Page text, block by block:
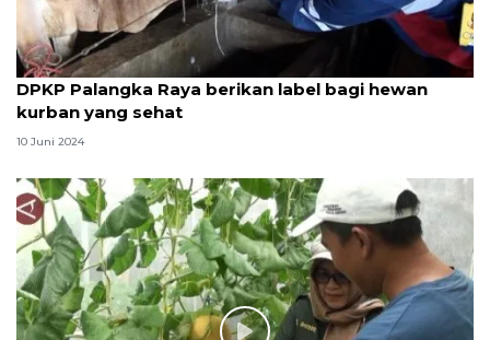
DPKP Palangka Raya berikan label bagi hewan
kurban yang sehat
10 Juni 2024